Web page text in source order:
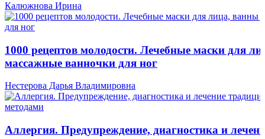
Калюжнова Ирина
1000 рецептов молодости. Лечебные маски для
массажные ванночки для ног
Нестерова Дарья Владимировна
Аллергия. Предупреждение, диагностика и